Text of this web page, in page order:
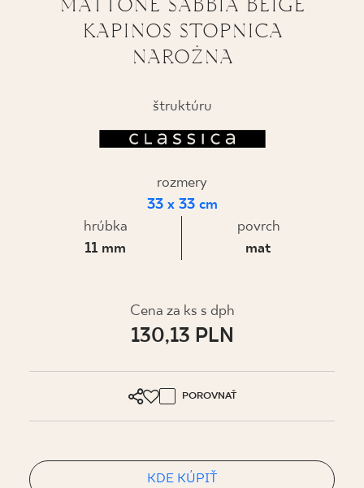
KDE KÚPIŤ
MÔJ PROFIL
KONTAKT
PL EN UK RU
KAPINOS STOPNICA
NAROŻNA
štruktúru
rozmery
33 x 33 cm
hrúbka
11 mm
povrch
mat
Cena za ks s dph
130,13 PLN
POROVNAŤ
KDE KÚPIŤ